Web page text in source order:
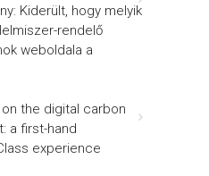
Kiderült, hogy melyik
rendelő
weboldala a
on the digital carbon
a first-hand
experience